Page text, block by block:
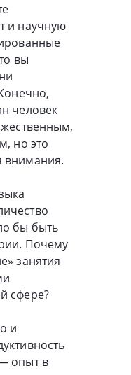
и научную
вы
человек
но это
внимания.
бы быть
Почему
занятия
сфере?
и
опыт в